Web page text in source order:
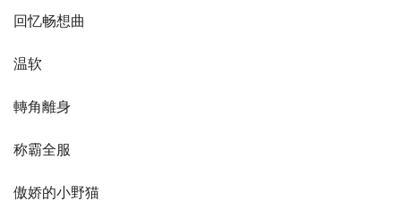
回忆畅想曲
温软
轉角離身
称霸全服
傲娇的小野猫